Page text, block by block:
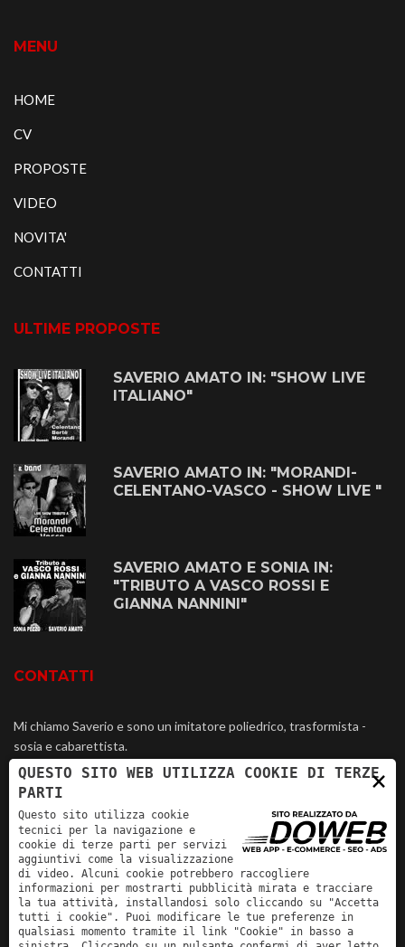
MENU
HOME
CV
PROPOSTE
VIDEO
NOVITA'
CONTATTI
ULTIME PROPOSTE
SAVERIO AMATO IN: "SHOW LIVE
ITALIANO"
SAVERIO AMATO IN: "MORANDI-
CELENTANO-VASCO - SHOW LIVE "
SAVERIO AMATO E SONIA IN:
"TRIBUTO A VASCO ROSSI E
GIANNA NANNINI"
CONTATTI
Mi chiamo Saverio e sono un imitatore poliedrico, trasformista -
sosia e cabarettista.
347 5134345
info@amatosaverio.it
×
QUESTO SITO WEB UTILIZZA COOKIE DI TERZE
PARTI
Questo sito utilizza cookie
tecnici per la navigazione e
cookie di terze parti per servizi
aggiuntivi come la visualizzazione
di video. Alcuni cookie potrebbero raccogliere
informazioni per mostrarti pubblicità mirata e tracciare
la tua attività, installandosi solo cliccando su "Accetta
tutti i cookie". Puoi modificare le tue preferenze in
qualsiasi momento tramite il link "Cookie" in basso a